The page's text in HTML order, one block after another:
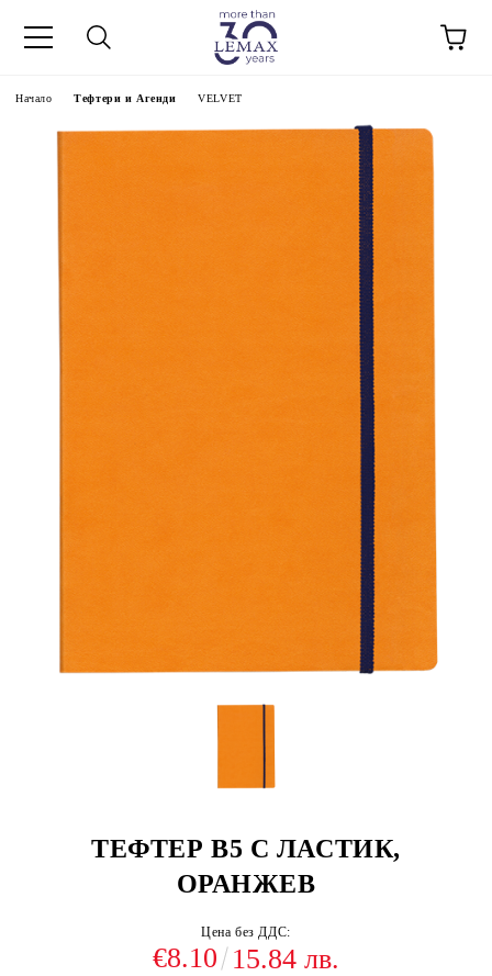
Начало Тефтери и Агенди VELVET
ТЕФТЕР В5 С ЛАСТИК,
ОРАНЖЕВ
Цена без ДДС:
€8.10 15.84 лв.